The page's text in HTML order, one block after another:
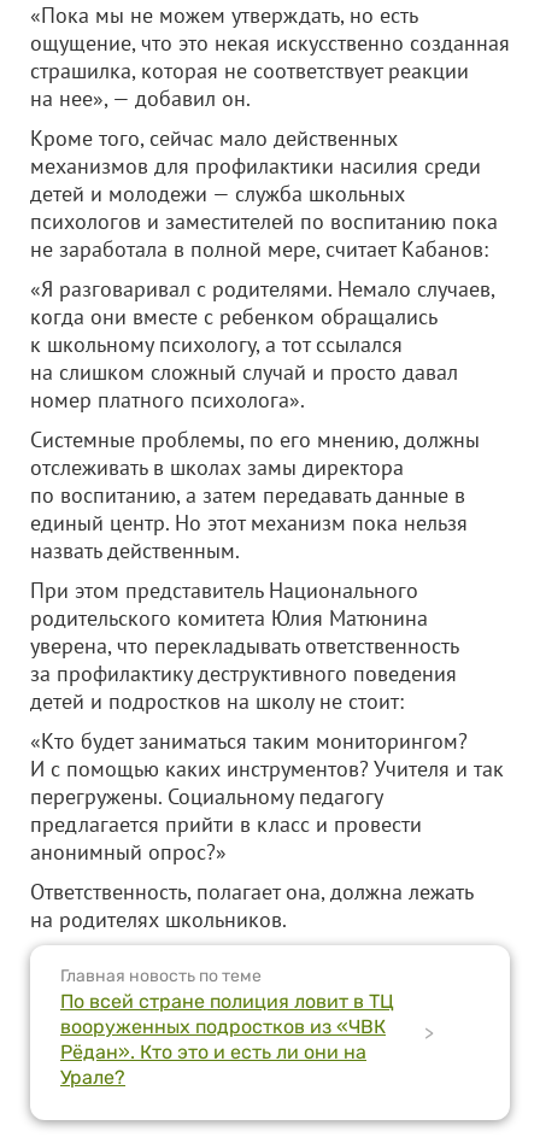
«Пока мы не можем утверждать, но есть
ощущение, что это некая искусственно созданная
страшилка, которая не соответствует реакции
на нее», — добавил он.
Кроме того, сейчас мало действенных
механизмов для профилактики насилия среди
детей и молодежи — служба школьных
психологов и заместителей по воспитанию пока
не заработала в полной мере, считает Кабанов:
«Я разговаривал с родителями. Немало случаев,
когда они вместе с ребенком обращались
к школьному психологу, а тот ссылался
на слишком сложный случай и просто давал
номер платного психолога».
Системные проблемы, по его мнению, должны
отслеживать в школах замы директора
по воспитанию, а затем передавать данные в
единый центр. Но этот механизм пока нельзя
назвать действенным.
При этом представитель Национального
родительского комитета Юлия Матюнина
уверена, что перекладывать ответственность
за профилактику деструктивного поведения
детей и подростков на школу не стоит:
«Кто будет заниматься таким мониторингом?
И с помощью каких инструментов? Учителя и так
перегружены. Социальному педагогу
предлагается прийти в класс и провести
анонимный опрос?»
Ответственность, полагает она, должна лежать
на родителях школьников.
Главная новость по теме
По всей стране полиция ловит в ТЦ
вооруженных подростков из «ЧВК
Рёдан». Кто это и есть ли они на
Урале?
>